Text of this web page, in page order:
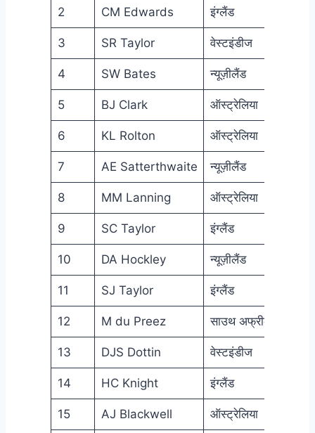
2 CM Edwards इंग्लैंड
3 SR Taylor वेस्टइंडीज
4 SW Bates न्यूज़ीलैंड
5 BJ Clark ऑस्ट्रेलिया
6 KL Rolton ऑस्ट्रेलिया
7 AE Satterthwaite न्यूज़ीलैंड
8 MM Lanning ऑस्ट्रेलिया
9 SC Taylor इंग्लैंड
10 DA Hockley न्यूज़ीलैंड
11 SJ Taylor इंग्लैंड
12 M du Preez साउथ अफ्रीका
13 DJS Dottin वेस्टइंडीज
14 HC Knight इंग्लैंड
15 AJ Blackwell ऑस्ट्रेलिया